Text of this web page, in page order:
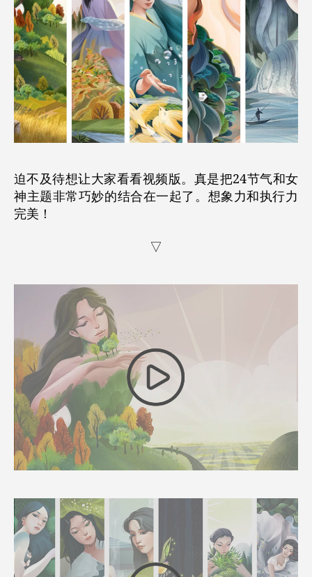
迫不及待想让大家看看视频版。真是把24节气和女
神主题非常巧妙的结合在一起了。想象力和执行力
完美！
▽